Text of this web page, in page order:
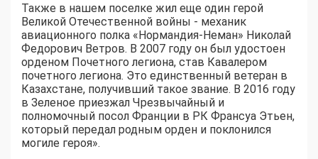
Также в нашем поселке жил еще один герой
Великой Отечественной войны - механик
авиационного полка «Нормандия-Неман» Николай
Федорович Ветров. В 2007 году он был удостоен
орденом Почетного легиона, став Кавалером
почетного легиона. Это единственный ветеран в
Казахстане, получивший такое звание. В 2016 году
в Зеленое приезжал Чрезвычайный и
полномочный посол Франции в РК Франсуа Этьен,
который передал родным орден и поклонился
могиле героя».